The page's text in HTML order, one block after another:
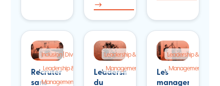
$
Inclusion | Diversité | Handicap
, Leadership & RH
Management
Recruter
sans
Leadership & RH
, Management
Leadership
du
Leadership & RH
, Management
Les
managers